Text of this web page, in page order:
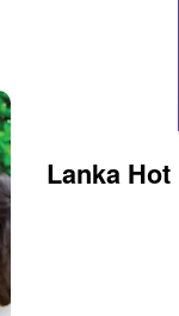
Lanka